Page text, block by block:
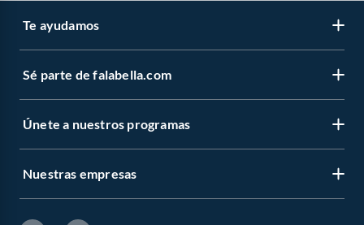
Te ayudamos
Sé parte de falabella.com
Únete a nuestros programas
Nuestras empresas